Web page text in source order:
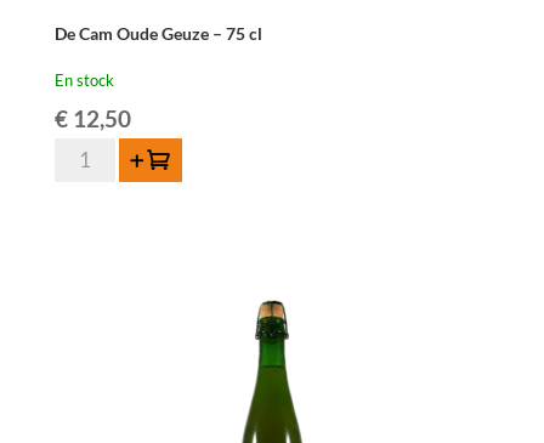
De Cam Oude Geuze – 75 cl
En stock
€12,50
quantité
Ajouter au panier